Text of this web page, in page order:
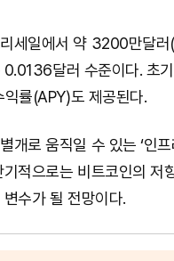
세일에서 약 3200만달
달러 수준이다. 초
률(APY)도 제공된다.
개로 움직일 수 있는 ‘인
적으로는 비트코인의 저
수가 될 전망이다.